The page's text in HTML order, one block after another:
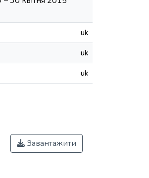
uk
uk
uk
Завантажити